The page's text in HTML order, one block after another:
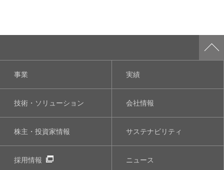
事業 実績
技術・ソリューション 会社情報
株主・投資家情報 サステナビリティ
採用情報 ニュース